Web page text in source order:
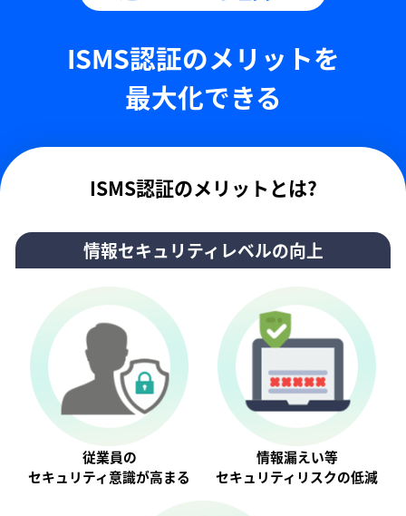
ISMS認証のメリットを
最大化できる
ISMS認証のメリットとは?
情報セキュリティレベルの向上
従業員の
セキュリティ意識が⾼まる
情報漏えい等
セキュリティリスクの低減